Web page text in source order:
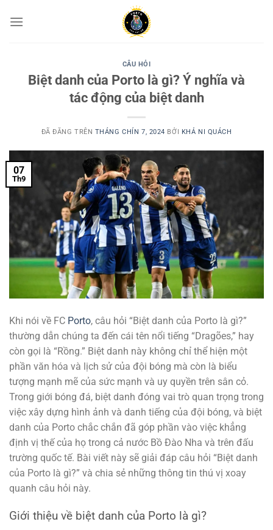
đến
CÂU HỎI
Biệt danh của Porto là gì? Ý nghĩa và
tác động của biệt danh
ĐÃ ĐĂNG TRÊN THÁNG CHÍN 7, 2024 BỞI KHẢ NI QUÁCH
07
Th9
Khi nói về FC Porto, câu hỏi “Biệt danh của Porto là gì?”
thường dẫn chúng ta đến cái tên nổi tiếng “Dragões,” hay
còn gọi là “Rồng.” Biệt danh này không chỉ thể hiện một
phần văn hóa và lịch sử của đội bóng mà còn là biểu
tượng mạnh mẽ của sức mạnh và uy quyền trên sân cỏ.
Trong giới bóng đá, biệt danh đóng vai trò quan trọng trong
việc xây dựng hình ảnh và danh tiếng của đội bóng, và biệt
danh của Porto chắc chắn đã góp phần vào việc khẳng
định vị thế của họ trong cả nước Bồ Đào Nha và trên đấu
trường quốc tế. Bài viết này sẽ giải đáp câu hỏi “Biệt danh
của Porto là gì?” và chia sẻ những thông tin thú vị xoay
quanh câu hỏi này.
Giới thiệu về biệt danh của Porto là gì?